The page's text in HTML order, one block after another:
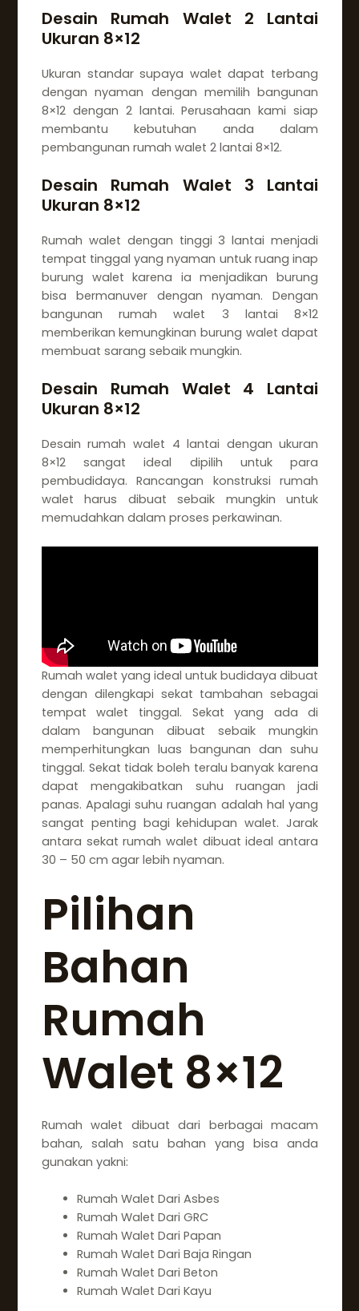
Desain Rumah Walet 2 Lantai
Ukuran 8×12
Ukuran standar supaya walet dapat terbang
dengan nyaman dengan memilih bangunan
8×12 dengan 2 lantai. Perusahaan kami siap
membantu kebutuhan anda dalam
pembangunan rumah walet 2 lantai 8×12.
Desain Rumah Walet 3 Lantai
Ukuran 8×12
Rumah walet dengan tinggi 3 lantai menjadi
tempat tinggal yang nyaman untuk ruang inap
burung walet karena ia menjadikan burung
bisa bermanuver dengan nyaman. Dengan
bangunan rumah walet 3 lantai 8×12
memberikan kemungkinan burung walet dapat
membuat sarang sebaik mungkin.
Desain Rumah Walet 4 Lantai
Ukuran 8×12
Desain rumah walet 4 lantai dengan ukuran
8×12 sangat ideal dipilih untuk para
pembudidaya. Rancangan konstruksi rumah
walet harus dibuat sebaik mungkin untuk
memudahkan dalam proses perkawinan.
Rumah walet yang ideal untuk budidaya dibuat
dengan dilengkapi sekat tambahan sebagai
tempat walet tinggal. Sekat yang ada di
dalam bangunan dibuat sebaik mungkin
memperhitungkan luas bangunan dan suhu
tinggal. Sekat tidak boleh teralu banyak karena
dapat mengakibatkan suhu ruangan jadi
panas. Apalagi suhu ruangan adalah hal yang
sangat penting bagi kehidupan walet. Jarak
antara sekat rumah walet dibuat ideal antara
30 – 50 cm agar lebih nyaman.
Pilihan
Bahan
Rumah
Walet 8×12
Rumah walet dibuat dari berbagai macam
bahan, salah satu bahan yang bisa anda
gunakan yakni:
Rumah Walet Dari Asbes
Rumah Walet Dari GRC
Rumah Walet Dari Papan
Rumah Walet Dari Baja Ringan
Rumah Walet Dari Beton
Rumah Walet Dari Kayu